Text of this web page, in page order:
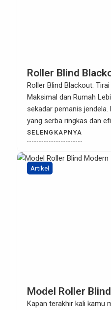
Roller Blind
Roller Blind Blackout:
Maksimal dan Rumah
sekadar pemanis
yang serba ringkas dan
penting dalam
fungsionalitas ruangan.
untuk kamu yang
ruangan bebas cahaya
SELENGKAPNYA
Artikel
Model Roller
Kapan terakhir kali kamu